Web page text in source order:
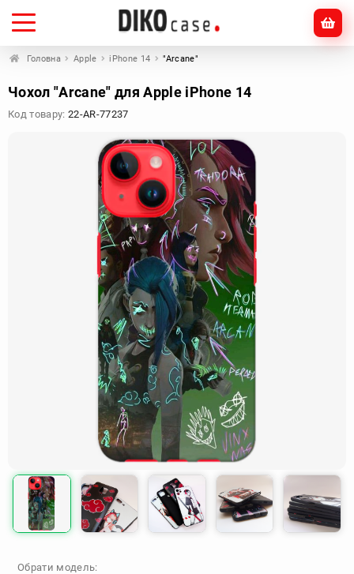
Головна Apple iPhone 14 "Arcane"
Чохол "Arcane" для Apple iPhone 14
Код товару: 22-AR-77237
Обрати модель: